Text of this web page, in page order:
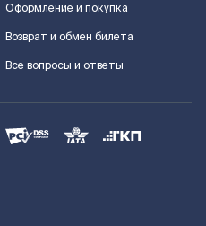
Оформление и покупка
Возврат и обмен билета
Все вопросы и ответы